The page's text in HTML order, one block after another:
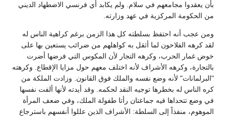
بأن يعقدوا مجامعهم في سلام. ولم يكابد أي فرنسي الاضطهاد الديني
من الحكومة المركزية في عهد وزارته.
ومن عجب أنه احتفظ بسلطته كل هذا الزمن برغم كراهية الناس له
لقد كرهه الفلاحون لما أثقل به كواهلهم من ضرائب يستعين بها على
خوض غمار الحرب، وكرهه التجار لأن المكوس التي فرضها أضرت
بالتجارة، وكرهه الأشراف لأنه اختلف معهم حول مزايا الإقطاع. وكرهته
"البرلمانات" لأنه وضع نفسه والملك فوق القانون. وزادت الملكة من
كره الناس له بخطرها توجيه النقد لحكمه. وقد أيدته لأنها ألفت نفسها
في وضع تتحداها فيه جماعتان رأتا طفولة الملك، وفي ضعف المرأة
الموهوم، منفذاً إلى السلطة: الأشراف الذين عللوا أنفسهم باسترجاع